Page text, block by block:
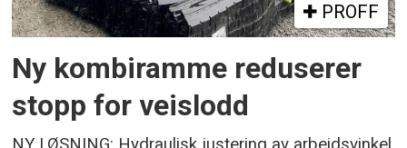
PROFF
Ny kombiramme reduserer
stopp for veislodd